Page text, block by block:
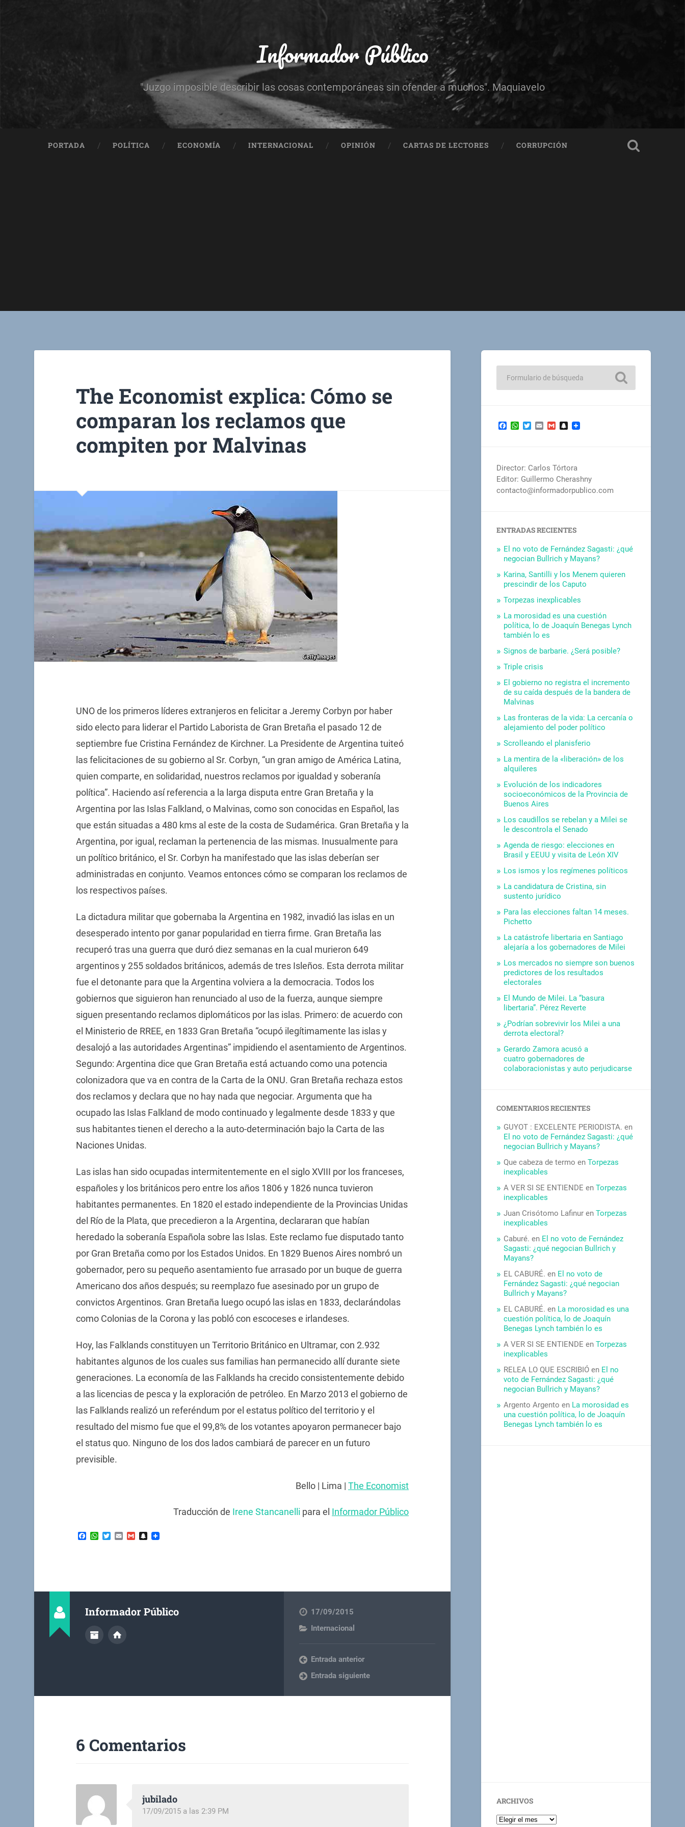
Informador Público
"Juzgo imposible describir las cosas contemporáneas sin ofender a muchos". Maquiavelo
PORTADA POLÍTICA ECONOMÍA INTERNACIONAL OPINIÓN CARTAS DE LECTORES CORRUPCIÓN
The Economist explica: Cómo se
comparan los reclamos que
compiten por Malvinas
UNO de los primeros líderes extranjeros en felicitar a Jeremy Corbyn por haber
sido electo para liderar el Partido Laborista de Gran Bretaña el pasado 12 de
septiembre fue Cristina Fernández de Kirchner. La Presidente de Argentina tuiteó
las felicitaciones de su gobierno al Sr. Corbyn, “un gran amigo de América Latina,
quien comparte, en solidaridad, nuestros reclamos por igualdad y soberanía
política”. Haciendo así referencia a la larga disputa entre Gran Bretaña y la
Argentina por las Islas Falkland, o Malvinas, como son conocidas en Español, las
que están situadas a 480 kms al este de la costa de Sudamérica. Gran Bretaña y la
Argentina, por igual, reclaman la pertenencia de las mismas. Inusualmente para
un político británico, el Sr. Corbyn ha manifestado que las islas deberían ser
administradas en conjunto. Veamos entonces cómo se comparan los reclamos de
los respectivos países.
La dictadura militar que gobernaba la Argentina en 1982, invadió las islas en un
desesperado intento por ganar popularidad en tierra firme. Gran Bretaña las
recuperó tras una guerra que duró diez semanas en la cual murieron 649
argentinos y 255 soldados británicos, además de tres Isleños. Esta derrota militar
fue el detonante para que la Argentina volviera a la democracia. Todos los
gobiernos que siguieron han renunciado al uso de la fuerza, aunque siempre
siguen presentando reclamos diplomáticos por las islas. Primero: de acuerdo con
el Ministerio de RREE, en 1833 Gran Bretaña “ocupó ilegítimamente las islas y
desalojó a las autoridades Argentinas” impidiendo el asentamiento de Argentinos.
Segundo: Argentina dice que Gran Bretaña está actuando como una potencia
colonizadora que va en contra de la Carta de la ONU. Gran Bretaña rechaza estos
dos reclamos y declara que no hay nada que negociar. Argumenta que ha
ocupado las Islas Falkland de modo continuado y legalmente desde 1833 y que
sus habitantes tienen el derecho a la auto-determinación bajo la Carta de las
Naciones Unidas.
Las islas han sido ocupadas intermitentemente en el siglo XVIII por los franceses,
españoles y los británicos pero entre los años 1806 y 1826 nunca tuvieron
habitantes permanentes. En 1820 el estado independiente de la Provincias Unidas
del Río de la Plata, que precedieron a la Argentina, declararan que habían
heredado la soberanía Española sobre las Islas. Este reclamo fue disputado tanto
por Gran Bretaña como por los Estados Unidos. En 1829 Buenos Aires nombró un
gobernador, pero su pequeño asentamiento fue arrasado por un buque de guerra
Americano dos años después; su reemplazo fue asesinado por un grupo de
convictos Argentinos. Gran Bretaña luego ocupó las islas en 1833, declarándolas
como Colonias de la Corona y las pobló con escoceses e irlandeses.
Hoy, las Falklands constituyen un Territorio Británico en Ultramar, con 2.932
habitantes algunos de los cuales sus familias han permanecido allí durante siete
generaciones. La economía de las Falklands ha crecido consistentemente debido
a las licencias de pesca y la exploración de petróleo. En Marzo 2013 el gobierno de
las Falklands realizó un referéndum por el estatus político del territorio y el
resultado del mismo fue que el 99,8% de los votantes apoyaron permanecer bajo
el status quo. Ninguno de los dos lados cambiará de parecer en un futuro
previsible.
Bello | Lima |The Economist
Traducción de Irene Stancanelli para el Informador Público
Facebook
WhatsApp
Twitter
EmailGmailSnapchat
Informador Público
17/09/2015
Internacional
Entrada anterior
Entrada siguiente
6 Comentarios
jubilado
17/09/2015 a las 2:39 PM
Facebook
WhatsApp
TwitterEmailGmailSnapchat
Director: Carlos Tórtora
Editor: Guillermo Cherashny
contacto@informadorpublico.com
ENTRADAS RECIENTES
El no voto de Fernández Sagasti: ¿qué
negocian Bullrich y Mayans?
Karina, Santilli y los Menem quieren
prescindir de los Caputo
Torpezas inexplicables
La morosidad es una cuestión
política, lo de Joaquín Benegas Lynch
también lo es
Signos de barbarie. ¿Será posible?
Triple crisis
El gobierno no registra el incremento
de su caída después de la bandera de
Malvinas
Las fronteras de la vida: La cercanía o
alejamiento del poder político
Scrolleando el planisferio
La mentira de la «liberación» de los
alquileres
Evolución de los indicadores
socioeconómicos de la Provincia de
Buenos Aires
Los caudillos se rebelan y a Milei se
le descontrola el Senado
Agenda de riesgo: elecciones en
Brasil y EEUU y visita de León XIV
Los ismos y los regímenes políticos
La candidatura de Cristina, sin
sustento jurídico
Para las elecciones faltan 14 meses.
Pichetto
La catástrofe libertaria en Santiago
alejaría a los gobernadores de Milei
Los mercados no siempre son buenos
predictores de los resultados
electorales
El Mundo de Milei. La “basura
libertaria”. Pérez Reverte
¿Podrían sobrevivir los Milei a una
derrota electoral?
Gerardo Zamora acusó a
cuatro gobernadores de
colaboracionistas y auto perjudicarse
COMENTARIOS RECIENTES
GUYOT : EXCELENTE PERIODISTA. en
El no voto de Fernández Sagasti: ¿qué
negocian Bullrich y Mayans?
Que cabeza de termo enTorpezas
inexplicables
A VER SI SE ENTIENDE enTorpezas
inexplicables
Juan Crisótomo Lafinur enTorpezas
inexplicables
Caburé. en El no voto de Fernández
Sagasti: ¿qué negocian Bullrich y
Mayans?
EL CABURÉ. en El no voto de
Fernández Sagasti: ¿qué negocian
Bullrich y Mayans?
EL CABURÉ. en La morosidad es una
cuestión política, lo de Joaquín
Benegas Lynch también lo es
A VER SI SE ENTIENDE enTorpezas
inexplicables
RELEA LO QUE ESCRIBIÓ en El no
voto de Fernández Sagasti: ¿qué
negocian Bullrich y Mayans?
Argento Argento en La morosidad es
una cuestión política, lo de Joaquín
Benegas Lynch también lo es
ARCHIVOS